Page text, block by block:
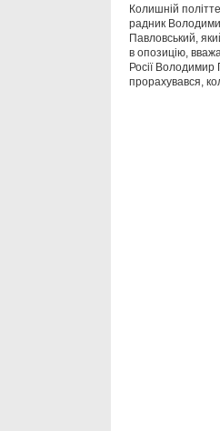
Колишній
радник
Павловський,
в опозицію,
Росії Володимир
прорахувався,